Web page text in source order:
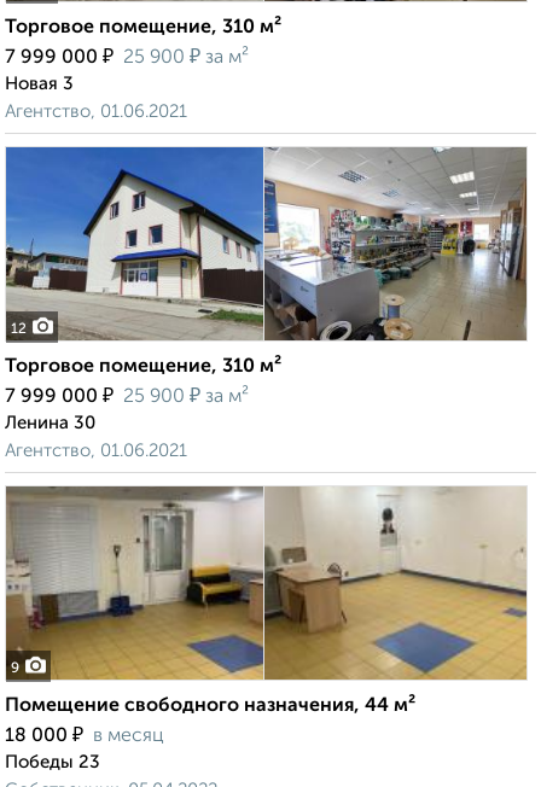
Торговое помещение, 310 м²
7 999 000 ₽ 25 900 ₽ за м²
Новая 3
Агентство, 01.06.2021
12
Торговое помещение, 310 м²
7 999 000 ₽ 25 900 ₽ за м²
Ленина 30
Агентство, 01.06.2021
9
Помещение свободного назначения, 44 м²
18 000 ₽ в месяц
Победы 23